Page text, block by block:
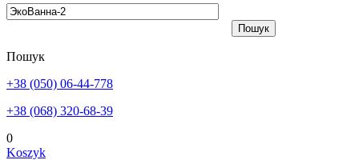
Пошук
+38 (050) 06-44-778
+38 (068) 320-68-39
0
Koszyk